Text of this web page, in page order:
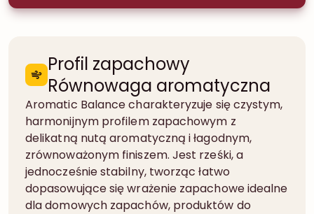
Profil zapachowy
Równowaga aromatyczna
Aromatic Balance charakteryzuje się czystym,
harmonijnym profilem zapachowym z
delikatną nutą aromatyczną i łagodnym,
zrównoważonym finiszem. Jest rześki, a
jednocześnie stabilny, tworząc łatwo
dopasowujące się wrażenie zapachowe idealne
dla domowych zapachów, produktów do